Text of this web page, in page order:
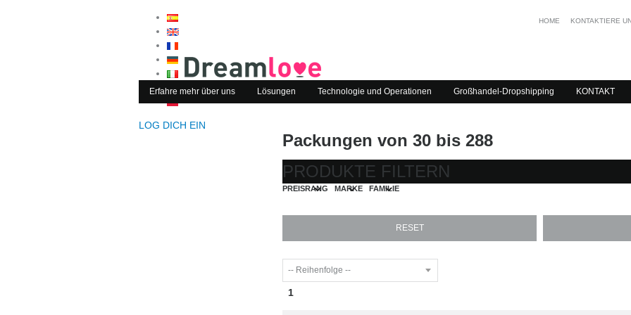
LOG DICH EIN
HOME KONTAKTIERE
Erfahre mehr über uns Lösungen Technologie und Operationen Großhandel-Dropshipping KONTAKT
Packungen von 30 bis 288
PRODUKTE FILTERN
PREISRANG MARKE FAMILIE
1